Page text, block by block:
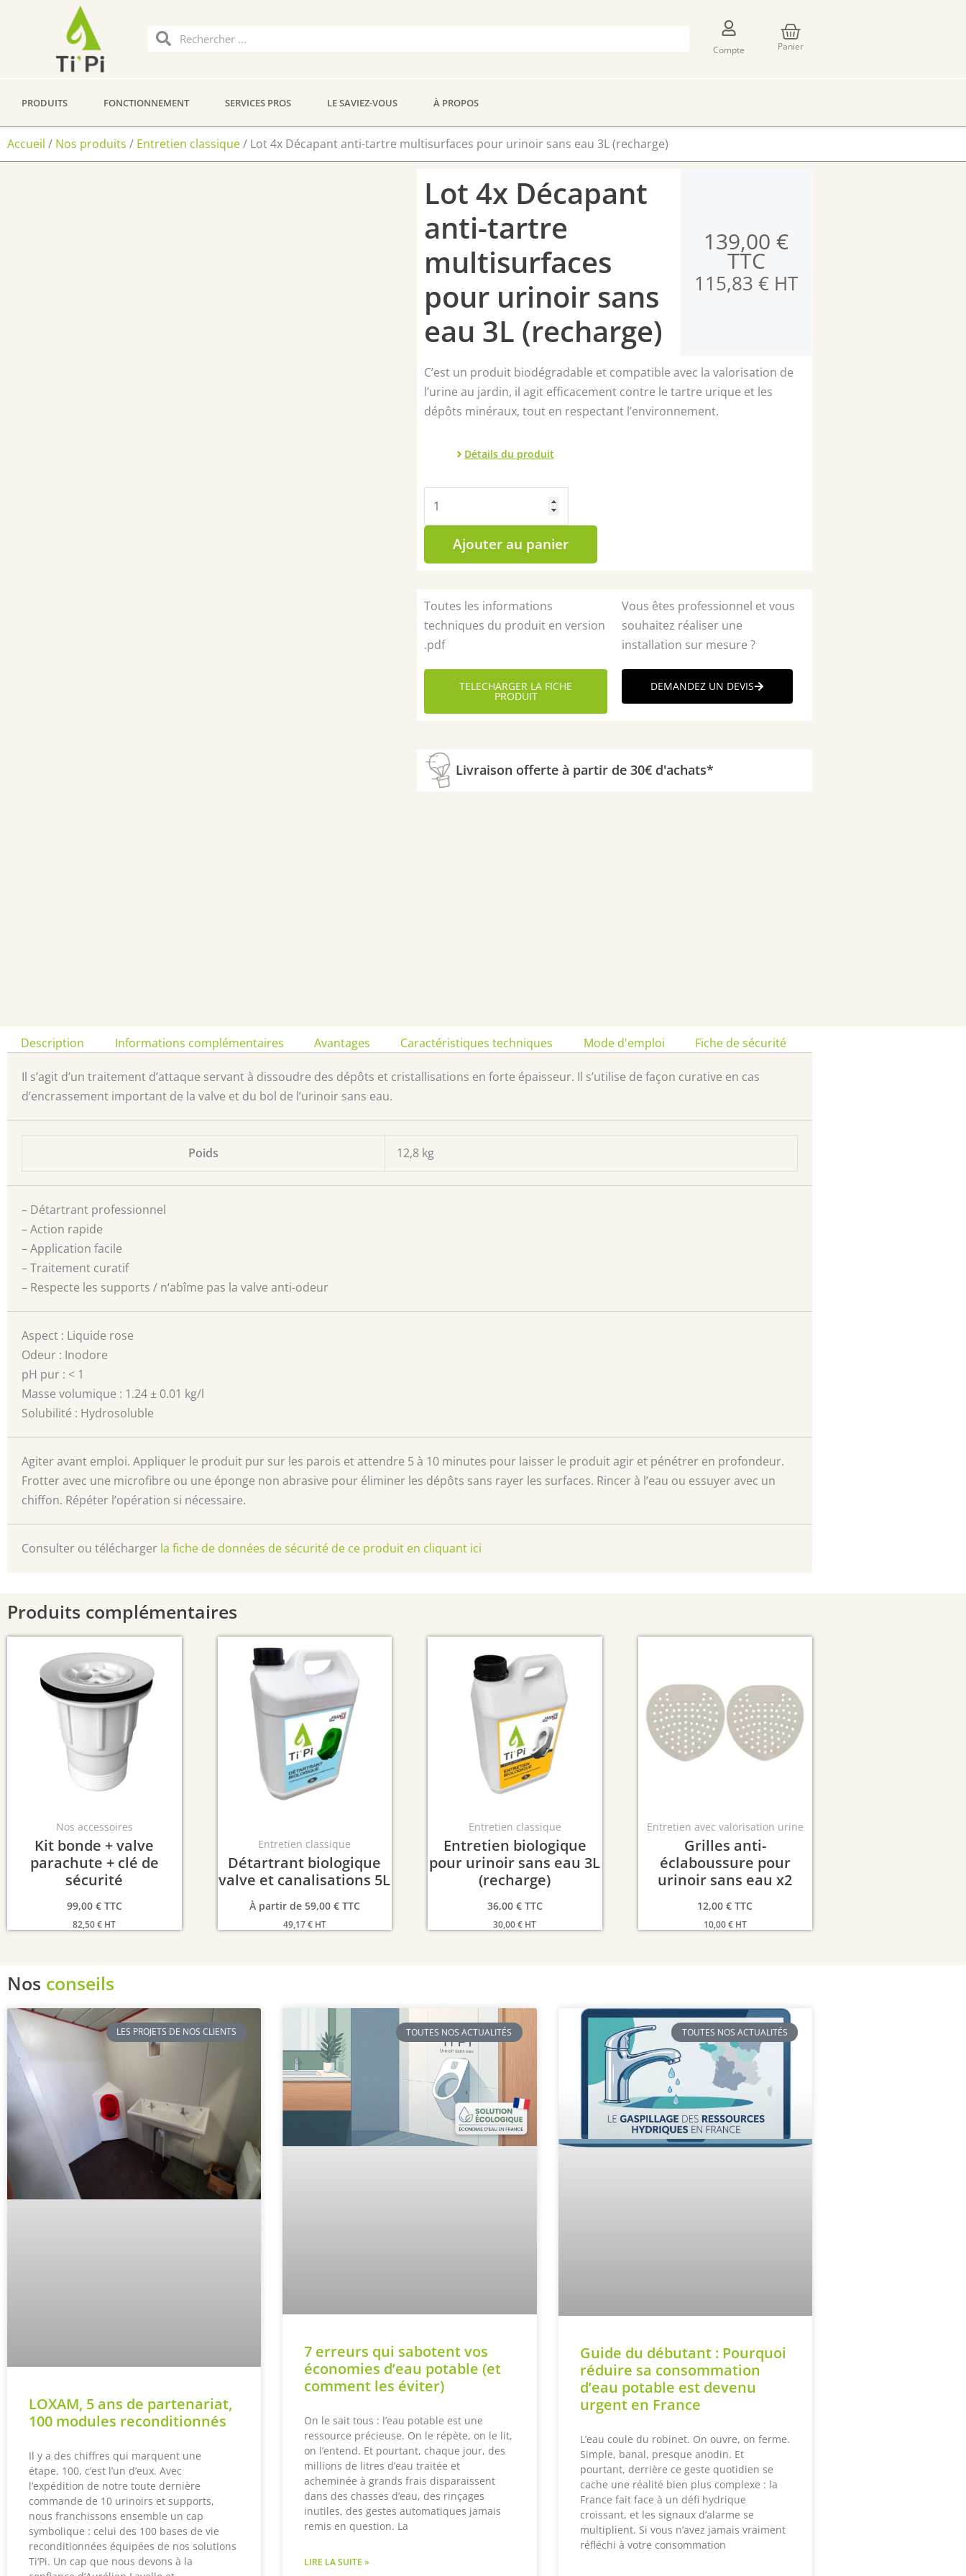
Rechercher
Rechercher
Compte
Panier
Panier
PRODUITS FONCTIONNEMENT SERVICES PROS LE SAVIEZ-VOUS À PROPOS
Accueil / Nos produits / Entretien classique/ Lot 4x Décapant anti-tartre multisurfaces pour urinoir sans eau 3L (recharge)
Lot 4x Décapant
anti-tartre
multisurfaces
pour urinoir sans
eau 3L (recharge)
139,00€
TTC
115,83€ HT
C’est un produit biodégradable et compatible avec la valorisation de
l’urine au jardin, il agit efficacement contre le tartre urique et les
dépôts minéraux, tout en respectant l’environnement.
Détails du produit
de
tartre
multisurfaces
pour
urinoir
eau
Ajouter au panier
Toutes les informations
techniques du produit en version
.pdf
TELECHARGER LA FICHE
PRODUIT
Vous êtes professionnel et vous
souhaitez réaliser une
installation sur mesure ?
DEMANDEZ UN DEVIS
Livraison offerte à partir de 30€ d'achats*
Description Informations complémentaires Avantages Caractéristiques techniques Mode d'emploi Fiche de sécurité
Il s’agit d’un traitement d’attaque servant à dissoudre des dépôts et cristallisations en forte épaisseur. Il s’utilise de façon curative en cas
d’encrassement important de la valve et du bol de l’urinoir sans eau.
Poids 12,8 kg
– Détartrant professionnel
– Action rapide
– Application facile
– Traitement curatif
– Respecte les supports / n‘abîme pas la valve anti-odeur
Aspect : Liquide rose
Odeur : Inodore
pH pur : < 1
Masse volumique : 1.24 ± 0.01 kg/l
Solubilité : Hydrosoluble
Agiter avant emploi. Appliquer le produit pur sur les parois et attendre 5 à 10 minutes pour laisser le produit agir et pénétrer en profondeur.
Frotter avec une microfibre ou une éponge non abrasive pour éliminer les dépôts sans rayer les surfaces. Rincer à l’eau ou essuyer avec un
chiffon. Répéter l’opération si nécessaire.
Consulter ou télécharger la fiche de données de sécurité de ce produit en cliquant ici
Produits complémentaires
Nos accessoires
Kit bonde + valve
parachute + clé de
sécurité
99,00 € TTC
82,50€ HT
Entretien classique
Détartrant biologique
valve et canalisations 5L
À partir de 59,00 € TTC
49,17€HT
Entretien classique
Entretien biologique
pour urinoir sans eau 3L
(recharge)
36,00 € TTC
30,00€ HT
Entretien avec valorisation urine
Grilles anti-
éclaboussure pour
urinoir sans eau x2
12,00€ TTC
10,00€HT
Nos conseils
LES PROJETS DE NOS CLIENTS
LOXAM, 5 ans de partenariat,
100 modules reconditionnés
Il y a des chiffres qui marquent une
étape. 100, c’est l’un d’eux. Avec
l’expédition de notre toute dernière
commande de 10 urinoirs et supports,
nous franchissons ensemble un cap
symbolique : celui des 100 bases de vie
reconditionnées équipées de nos solutions
Ti’Pi. Un cap que nous devons à la
TOUTES NOS ACTUALITÉS
7 erreurs qui sabotent vos
économies d’eau potable (et
comment les éviter)
On le sait tous : l’eau potable est une
ressource précieuse. On le répète, on le lit,
on l’entend. Et pourtant, chaque jour, des
millions de litres d’eau traitée et
acheminée à grands frais disparaissent
dans des chasses d’eau, des rinçages
inutiles, des gestes automatiques jamais
remis en question. La
LIRE LA SUITE »
TOUTES NOS ACTUALITÉS
Guide du débutant : Pourquoi
réduire sa consommation
d’eau potable est devenu
urgent en France
L’eau coule du robinet. On ouvre, on ferme.
Simple, banal, presque anodin. Et
pourtant, derrière ce geste quotidien se
cache une réalité bien plus complexe : la
France fait face à un défi hydrique
croissant, et les signaux d’alarme se
multiplient. Si vous n’avez jamais vraiment
réfléchi à votre consommation